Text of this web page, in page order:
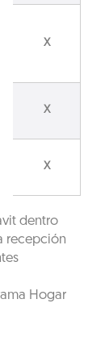
X
X
X
dentro
recepción
Hogar